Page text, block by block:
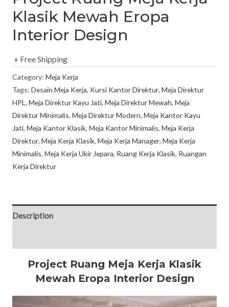
Klasik Mewah Eropa
Interior Design
+ Free Shipping
Category: Meja Kerja
Tags: Desain Meja Kerja, Kursi Kantor Direktur, Meja Direktur
HPL, Meja Direktur Kayu Jati, Meja Direktur Mewah, Meja
Direktur Minimalis, Meja Direktur Modern, Meja Kantor Kayu
Jati, Meja Kantor Klasik, Meja Kantor Minimalis, Meja Kerja
Direktur, Meja Kerja Klasik, Meja Kerja Manager, Meja Kerja
Minimalis, Meja Kerja Ukir Jepara, Ruang Kerja Klasik, Ruangan
Kerja Direktur
Description
Project Ruang Meja Kerja Klasik
Mewah Eropa Interior Design